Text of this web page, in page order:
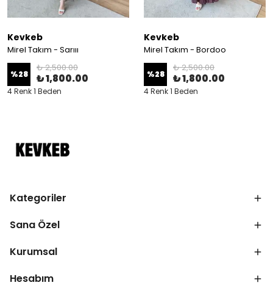
Kevkeb
Mirel Takım - Sarııı
%28
₺ 2,500.00
₺ 1,800.00
4 Renk 1 Beden
Kevkeb
Mirel Takım - Bordoo
%28
₺ 2,500.00
₺ 1,800.00
4 Renk 1 Beden
Kategoriler
Sana Özel
Kurumsal
Hesabım